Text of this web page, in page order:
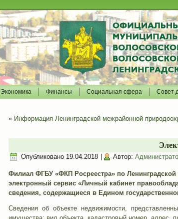
Экономика Финансы Социальная сфера Совет
« Информация Ленинградской межрайонной
Опубликовано 19.04.2018 Автор:
Филиал ФГБУ «ФКП Росреестра» по
электронный сервис «Личный кабинет
сведения, содержащиеся в Едином
Сведения об объекте недвижимости,